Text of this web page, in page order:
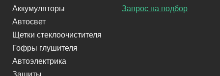
Аккумуляторы
Автосвет
Щетки стеклоочистителя
Гофры глушителя
Автоэлектрика
Защиты
Запрос на подбор